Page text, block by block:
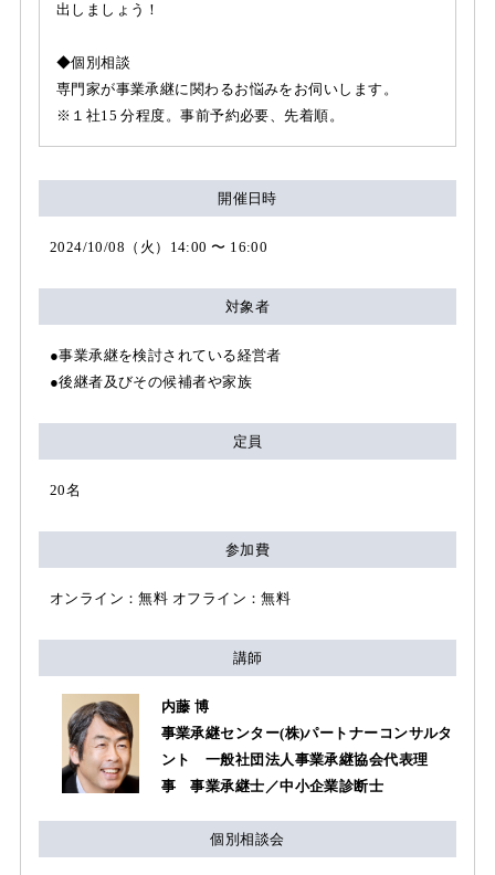
出しましょう！
◆個別相談
専門家が事業承継に関わるお悩みをお伺いします。
※１社15 分程度。事前予約必要、先着順。
開催日時
2024/10/08（火）14:00 〜 16:00
対象者
●事業承継を検討されている経営者
●後継者及びその候補者や家族
定員
20名
参加費
オンライン：無料 オフライン：無料
講師
内藤 博
事業承継センター(株)パートナーコンサルタ
ント 一般社団法人事業承継協会代表理
事 事業承継士／中小企業診断士
個別相談会